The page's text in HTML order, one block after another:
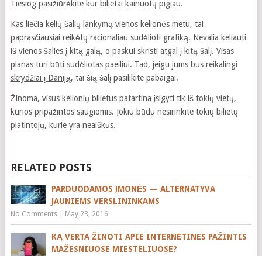
Tiesiog pasižiūrėkite kur bilietai kainuotų pigiau.
Kas liečia kelių šalių lankymą vienos kelionės metu, tai
paprasčiausiai reikėtų racionaliau sudėlioti grafiką. Nevalia keliauti
iš vienos šalies į kitą galą, o paskui skristi atgal į kitą šalį. Visas
planas turi būti sudėliotas paeiliui. Tad, jeigu jums bus reikalingi
skrydžiai į Daniją, tai šią šalį pasilikite pabaigai.
Žinoma, visus kelionių bilietus patartina įsigyti tik iš tokių vietų,
kurios pripažintos saugiomis. Jokiu būdu nesirinkite tokių bilietų
platintojų, kurie yra neaiškūs.
RELATED POSTS
PARDUODAMOS ĮMONĖS — ALTERNATYVA
JAUNIEMS VERSLININKAMS
No Comments| May 23, 2016
KĄ VERTA ŽINOTI APIE INTERNETINES PAŽINTIS
MAŽESNIUOSE MIESTELIUOSE?